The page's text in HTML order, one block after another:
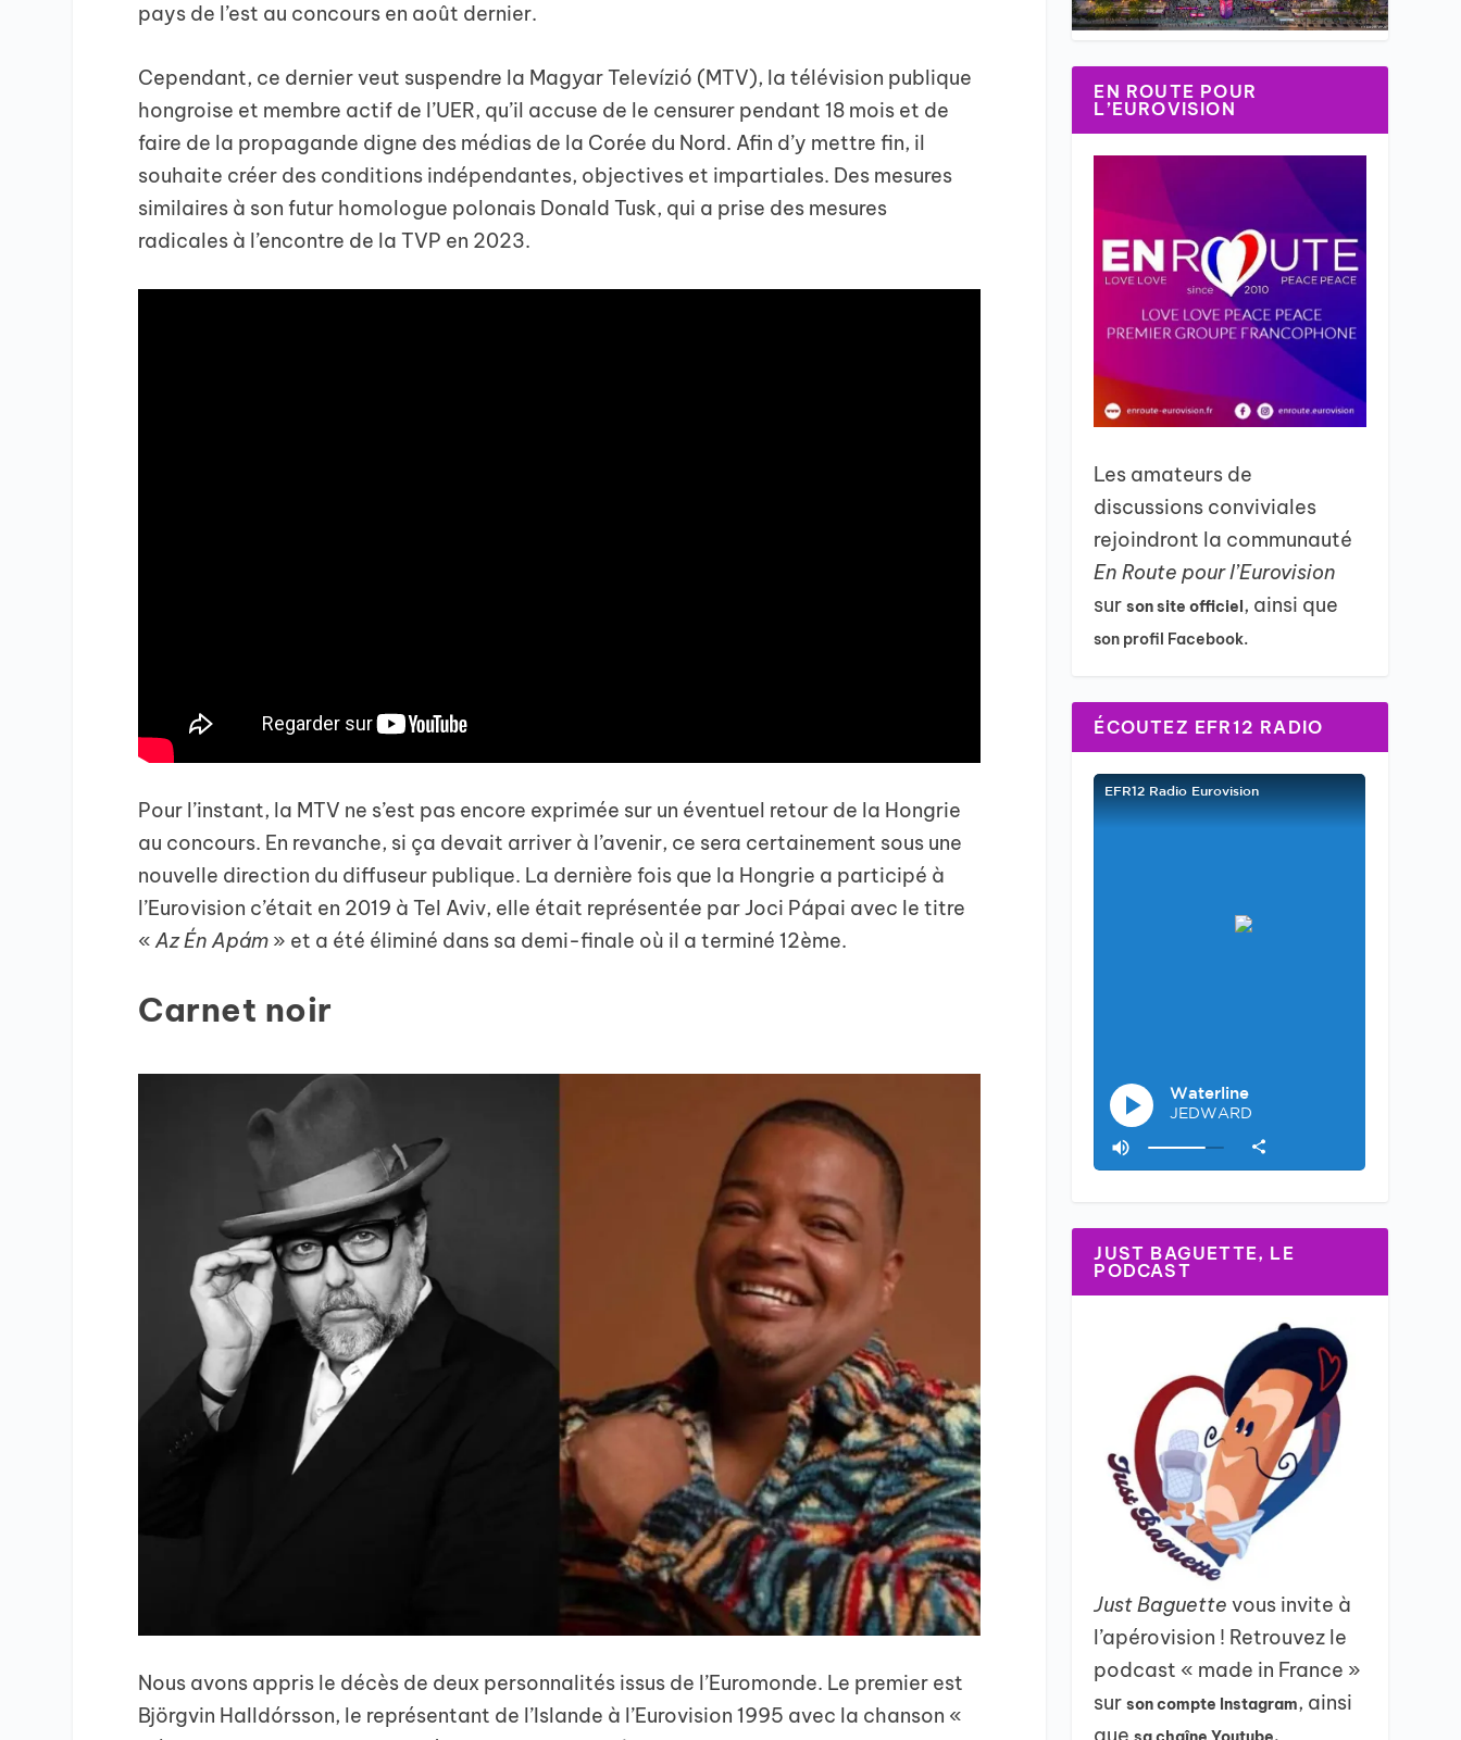
pays de l’est au concours en août dernier.
Cependant, ce dernier veut suspendre la Magyar Televízió (MTV), la télévision publique
hongroise et membre actif de l’UER, qu’il accuse de le censurer pendant 18 mois et de
faire de la propagande digne des médias de la Corée du Nord. Afin d’y mettre fin, il
souhaite créer des conditions indépendantes, objectives et impartiales. Des mesures
similaires à son futur homologue polonais Donald Tusk, qui a prise des mesures
radicales à l’encontre de la TVP en 2023.
Pour l’instant, la MTV ne s’est pas encore exprimée sur un éventuel retour de la Hongrie
au concours. En revanche, si ça devait arriver à l’avenir, ce sera certainement sous une
nouvelle direction du diffuseur publique. La dernière fois que la Hongrie a participé à
l’Eurovision c’était en 2019 à Tel Aviv, elle était représentée par Joci Pápai avec le titre
«Az Én Apám » et a été éliminé dans sa demi-finale où il a terminé 12ème.
Carnet noir
Nous avons appris le décès de deux personnalités issus de l’Euromonde. Le premier est
Björgvin Halldórsson, le représentant de l’Islande à l’Eurovision 1995 avec la chanson «
EN ROUTE POUR
L’EUROVISION
Les amateurs de
discussions conviviales
rejoindront la communauté
En Route pour l’Eurovision
surson site officiel, ainsi que
son profil Facebook.
ÉCOUTEZ EFR12 RADIO
JUST BAGUETTE, LE
PODCAST
Just Baguettevous invite à
l’apérovision ! Retrouvez le
podcast « made in France »
surson compte Instagram, ainsi